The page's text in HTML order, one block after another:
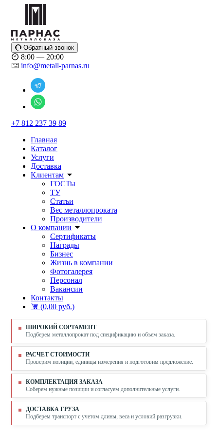
Обратный звонок
8:00 — 20:00
info@metall-parnas.ru
+7 812 237 39 89
Главная
Каталог
Услуги
Доставка
Клиентам
ГОСТы
ТУ
Статьи
Вес металлопроката
Производители
О компании
Сертификаты
Награды
Бизнес
Жизнь в компании
Фотогалерея
Персонал
Вакансии
Контакты
(0,00 руб.)
ШИРОКИЙ СОРТАМЕНТ
Подберем металлопрокат под спецификацию и объем заказа.
РАСЧЕТ СТОИМОСТИ
Проверим позиции, единицы измерения и подготовим предложение.
КОМПЛЕКТАЦИЯ ЗАКАЗА
Соберем нужные позиции и согласуем дополнительные услуги.
ДОСТАВКА ГРУЗА
Подберем транспорт с учетом длины, веса и условий разгрузки.